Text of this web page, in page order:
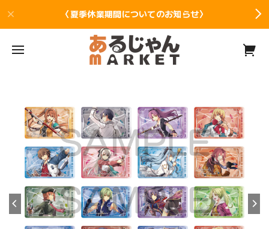
〈夏季休業期間についてのお知らせ〉